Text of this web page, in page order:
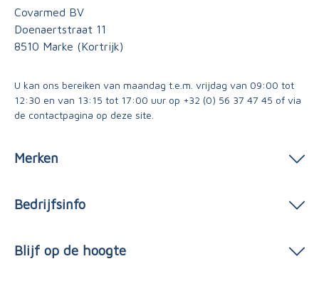
Covarmed BV
Doenaertstraat 11
8510 Marke (Kortrijk)
U kan ons bereiken van maandag t.e.m. vrijdag van 09:00 tot
12:30 en van 13:15 tot 17:00 uur op +32 (0) 56 37 47 45 of via
de contactpagina op deze site.
Merken
Bedrijfsinfo
Blijf op de hoogte